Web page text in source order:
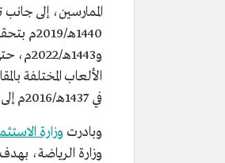
الممارسين، إلى
في 1437هـ/2016م إلى 64 اتحادًا.
وبادرت وزارة
وزارة الرياضة،